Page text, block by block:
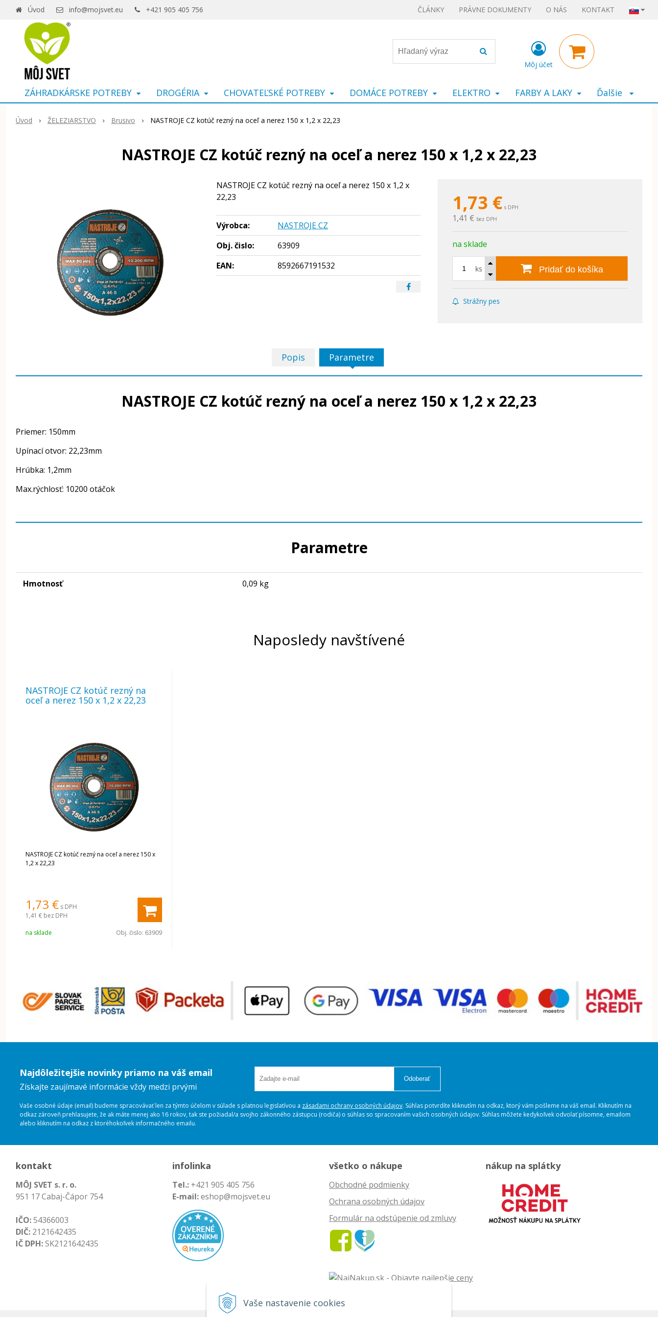
Vaše nastavenie cookies
Úvod info@mojsvet.eu +421 905 405 756 ČLÁNKY PRÁVNE DOKUMENTY O NÁS KONTAKT
Môj účet
ZÁHRADKÁRSKE POTREBY DROGÉRIA CHOVATEĽSKÉ POTREBY DOMÁCE POTREBY ELEKTRO FARBY A LAKY Ďalšie
Úvod ŽELEZIARSTVO Brusivo NASTROJE CZ kotúč rezný na oceľ a nerez 150 x 1,2 x 22,23
NASTROJE CZ kotúč rezný na oceľ a nerez 150 x 1,2 x 22,23
1,73 € s DPH
1,41 € bez DPH
na sklade
ks Pridať do košíka
Strážny pes
NASTROJE CZ kotúč rezný na oceľ a nerez 150 x 1,2 x
22,23
Výrobca:
NASTROJE CZ
Obj. čislo:
63909
EAN:
8592667191532
Popis Parametre
NASTROJE CZ kotúč rezný na oceľ a nerez 150 x 1,2 x 22,23
Priemer: 150mm
Upínací otvor: 22,23mm
Hrúbka: 1,2mm
Max.rýchlosť: 10200 otáčok
Parametre
Hmotnosť 0,09 kg
Naposledy navštívené
NASTROJE CZ kotúč rezný na
oceľ a nerez 150 x 1,2 x 22,23
NASTROJE CZ kotúč rezný na oceľ a nerez 150 x
1,2 x 22,23
1,73 € s DPH
1,41 € bez DPH
na sklade Obj. čislo: 63909
Najdôležitejšie novinky priamo na váš email
Získajte zaujímavé informácie vždy medzi prvými
Odoberať
Vaše osobné údaje (email) budeme spracovávať len za týmto účelom v súlade s platnou legislatívou a zásadami ochrany osobných údajov. Súhlas potvrdíte kliknutím na odkaz, ktorý vám pošleme na váš email. Kliknutím na
odkaz zároveň prehlasujete, že ak máte menej ako 16 rokov, tak ste požiadal/a svojho zákonného zástupcu (rodiča) o súhlas so spracovaním vašich osobných údajov. Súhlas môžete kedykoľvek odvolať písomne, emailom
alebo kliknutím na odkaz z ktoréhokoľvek informačného emailu.
kontakt
MÔJ SVET s. r. o.
951 17 Cabaj-Čápor 754
IČO:54366003
DIČ: 2121642435
IČ DPH:SK2121642435
infolinka
Tel.: +421 905 405 756
E-mail:eshop@mojsvet.eu
všetko o nákupe
Obchodné podmienky
Ochrana osobných údajov
Formulár na odstúpenie od zmluvy
nákup na splátky